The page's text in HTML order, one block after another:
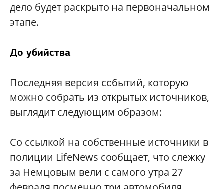
дело будет раскрыто на первоначальном
этапе.
До убийства
Последняя версия событий, которую
можно собрать из открытых источников,
выглядит следующим образом:
Со ссылкой на собственные источники в
полиции LifeNews сообщает, что слежку
за Немцовым вели с самого утра 27